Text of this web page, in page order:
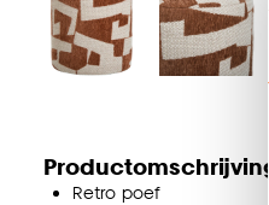
Productomschrijving
Retro poef